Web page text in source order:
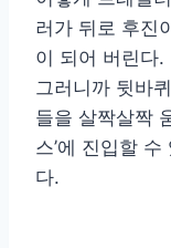
러가 뒤로 후진
이 되어 버린다.
그러니까 뒷바
들을 살짝살짝
스’에 진입할
다.